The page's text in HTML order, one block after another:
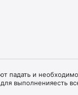
падать и
выполненияесть